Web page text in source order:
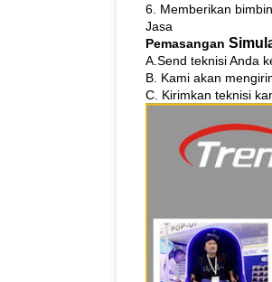
6. Memberikan
Jasa
Pemasangan
A.Send teknisi Anda
B. Kami akan
C. Kirimkan teknisi